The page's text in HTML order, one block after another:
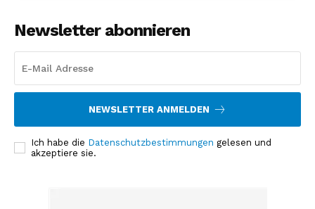
Newsletter abonnieren
NEWSLETTER ANMELDEN
Ich habe die Datenschutzbestimmungen gelesen und
akzeptiere sie.